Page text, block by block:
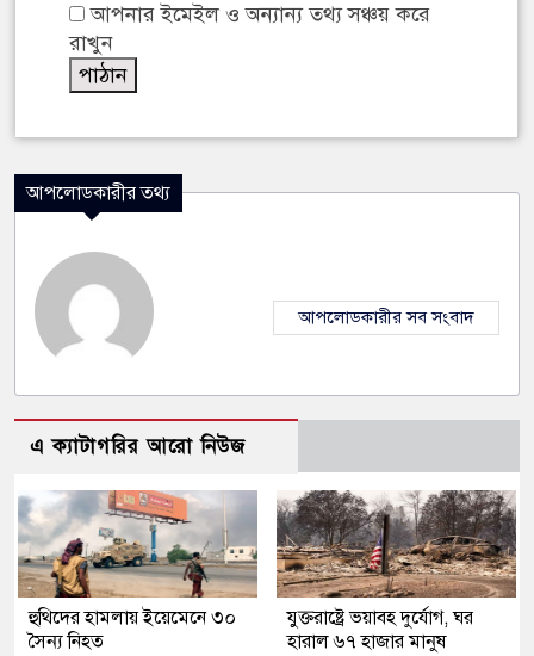
আপনার ইমেইল ও অন্যান্য তথ্য সঞ্চয় করে
রাখুন
আপলোডকারীর তথ্য
আপলোডকারীর সব সংবাদ
এ ক্যাটাগরির আরো নিউজ
হুথিদের হামলায় ইয়েমেনে ৩০
সৈন্য নিহত
যুক্তরাষ্ট্রে ভয়াবহ দুর্যোগ, ঘর
হারাল ৬৭ হাজার মানুষ